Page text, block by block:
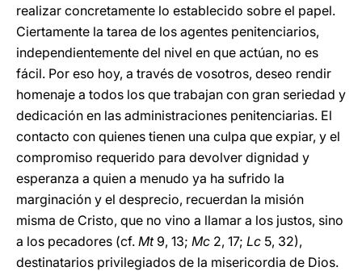
realizar concretamente lo establecido sobre el papel.
Ciertamente la tarea de los agentes penitenciarios,
independientemente del nivel en que actúan, no es
fácil. Por eso hoy, a través de vosotros, deseo rendir
homenaje a todos los que trabajan con gran seriedad y
dedicación en las administraciones penitenciarias. El
contacto con quienes tienen una culpa que expiar, y el
compromiso requerido para devolver dignidad y
esperanza a quien a menudo ya ha sufrido la
marginación y el desprecio, recuerdan la misión
misma de Cristo, que no vino a llamar a los justos, sino
a los pecadores (cf. Mt9, 13; Mc 2, 17; Lc 5, 32),
destinatarios privilegiados de la misericordia de Dios.